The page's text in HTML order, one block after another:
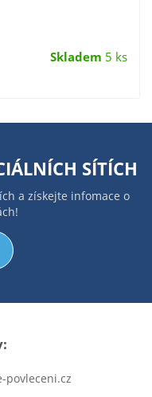
Skladem 5 ks
SÍTÍCH
a získejte infomace o
povleceni.cz